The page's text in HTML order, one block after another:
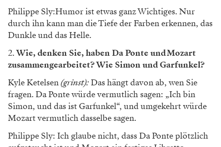
Philippe Sly:Humor ist etwas ganz Wichtiges. Nur
durch ihn kann man die Tiefe der Farben erkennen, das
Dunkle und das Helle.
2.Wie, denken Sie, haben Da Ponte und Mozart
zusammengearbeitet? Wie Simon und Garfunkel?
Kyle Ketelsen(grinst):Das hängt davon ab, wen Sie
fragen. Da Ponte würde vermutlich sagen: „Ich bin
Simon, und das ist Garfunkel“, und umgekehrt würde
Mozart vermutlich dasselbe sagen.
Philippe Sly: Ich glaube nicht, dass Da Ponte plötzlich